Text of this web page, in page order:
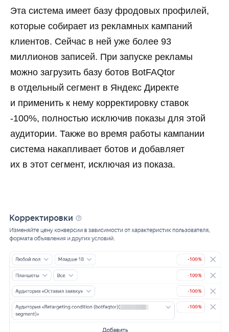
Эта система имеет базу фродовых профилей,
которые собирает из рекламных кампаний
клиентов. Сейчас в ней уже более 93
миллионов записей. При запуске рекламы
можно загрузить базу ботов BotFAQtor
в отдельный сегмент в Яндекс Директе
и применить к нему корректировку ставок
-100%, полностью исключив показы для этой
аудитории. Также во время работы кампании
система накапливает ботов и добавляет
их в этот сегмент, исключая из показа.